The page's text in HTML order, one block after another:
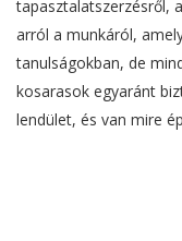
tapasztalatszerzésről,
arról a munkáról,
tanulságokban, de
kosarasok egyaránt
lendület, és van mire